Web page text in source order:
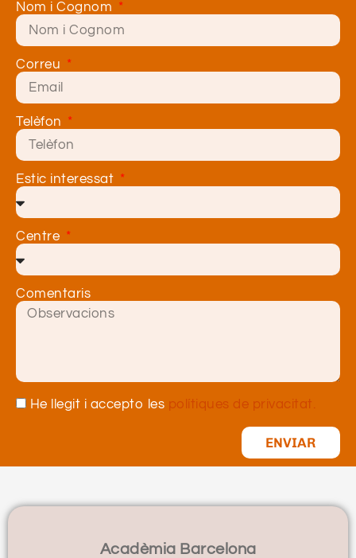
Nom i Cognom
Correu
Telèfon
Estic interessat
Centre
Comentaris
He llegit i accepto les polítiques de privacitat.
ENVIAR
Acadèmia Barcelona